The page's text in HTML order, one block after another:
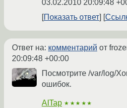
03.02.2010 20:09:48
Показать ответ
Ответ на: комментарий от
20:09:48 +00:00
Посмотрите /var/log/
ошибок.
AITap ★★★★★